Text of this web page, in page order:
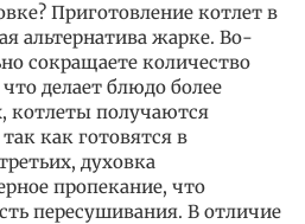
Приготовление котлет в
альтернатива жарке. Во-
сокращаете количество
делает блюдо более
котлеты получаются
как готовятся в
духовка
пропекание, что
пересушивания. В отличие